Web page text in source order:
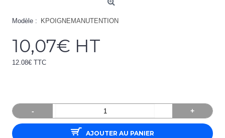
Modèle : KPOIGNEMANUTENTION
10,07€ HT
12.08€ TTC
- +
AJOUTER AU PANIER